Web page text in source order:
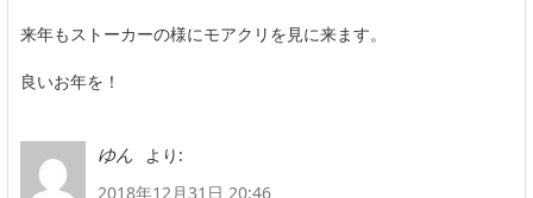
来年もストーカーの様にモアクリを見に来ます。
良いお年を！
ゆん
より:
2018年12月31日 20:46